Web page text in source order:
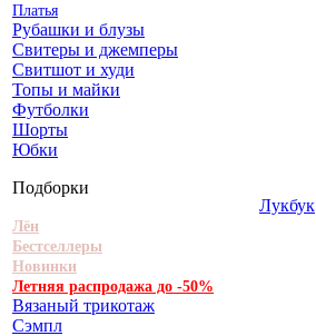
Платья
Рубашки и блузы
Свитеры и джемперы
Свитшот и худи
Топы и майки
Футболки
Шорты
Юбки
Подборки
Лён
Бестселлеры
Новинки
Летняя распродажа до -50%
Вязаный трикотаж
Сэмпл
Лукбук